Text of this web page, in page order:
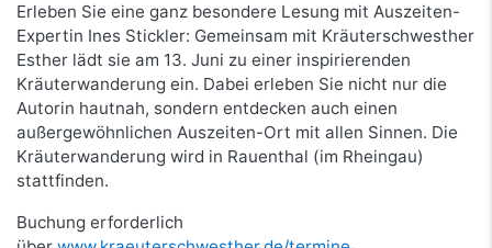
Erleben Sie eine ganz besondere Lesung mit Auszeiten-
Expertin Ines Stickler: Gemeinsam mit Kräuterschwesther
Esther lädt sie am 13. Juni zu einer inspirierenden
Kräuterwanderung ein. Dabei erleben Sie nicht nur die
Autorin hautnah, sondern entdecken auch einen
außergewöhnlichen Auszeiten-Ort mit allen Sinnen. Die
Kräuterwanderung wird in Rauenthal (im Rheingau)
stattfinden.
Buchung erforderlich